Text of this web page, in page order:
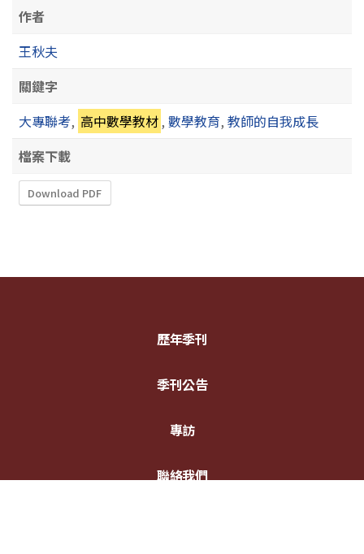
作者
王秋夫
關鍵字
大專聯考, 高中數學教材,數學教育,教師的自我成長
檔案下載
Download PDF
歷年季刊
季刊公告
專訪
聯絡我們